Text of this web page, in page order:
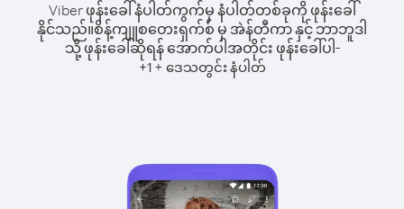
Viber ဖုန်းခေါ်နံပါတ်ကွက်မှ နံပါတ်တစ်ခုကို ဖုန်းခေါ်
နိုင်သည်။စိန့်ကျူစတေးရှက်စ် မှ အဲန်တီကာ နှင့် ဘာဘူဒါ
သို့ ဖုန်းခေါ်ဆိုရန် အောက်ပါအတိုင်း ဖုန်းခေါ်ပါ-
+1+ ဒေသတွင်း နံပါတ်